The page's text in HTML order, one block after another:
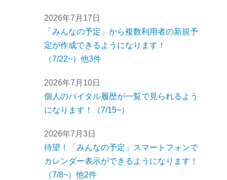
2026年7月17日
「みんなの予定」から複数利用者の新規予
定が作成できるようになります！
（7/22~）他3件
2026年7月10日
個人のバイタル履歴が一覧で見られるよう
になります！（7/15~）
2026年7月3日
待望！「みんなの予定」スマートフォンで
カレンダー表示ができるようになります！
（7/8~）他2件